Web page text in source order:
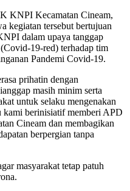
KNPI Kecamatan Cineam,
kegiatan tersebut bertujuan
dalam upaya tanggap
19-red) terhadap tim
Pandemi Covid-19.
prihatin dengan
masih minim serta
untuk selaku mengenakan
kami berinisiatif memberi APD
Cineam dan membagikan
berpergian tanpa
masyarakat tetap patuh